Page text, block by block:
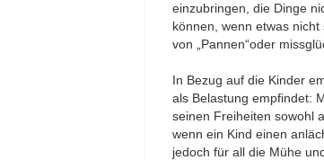
einzubringen, die Dinge
können, wenn etwas
von „Pannen“oder
In Bezug auf die Kinder
als Belastung empfindet:
seinen Freiheiten sowohl
wenn ein Kind einen
jedoch für all die Mühe